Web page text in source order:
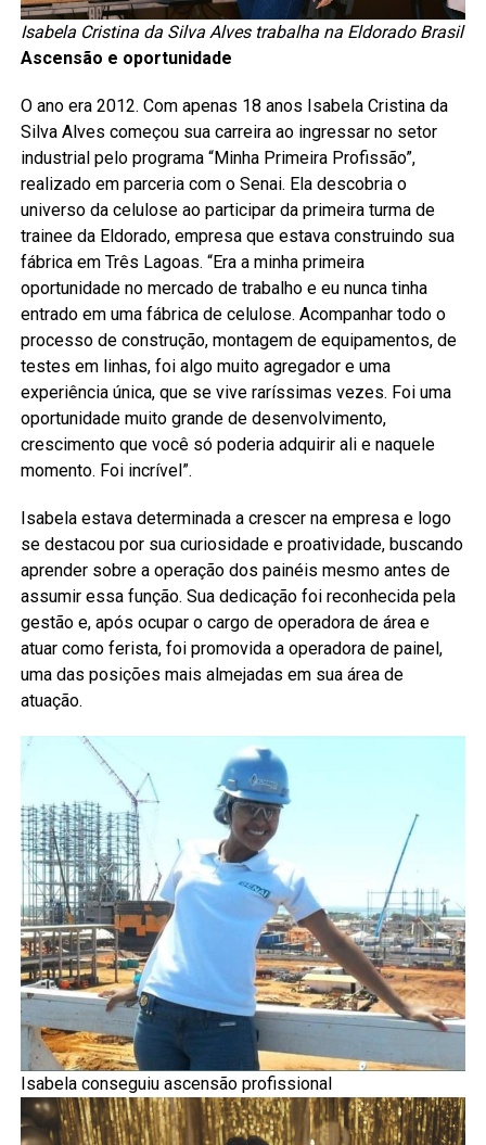
Isabela Cristina da Silva Alves trabalha na Eldorado Brasil
Ascensão e oportunidade
O ano era 2012. Com apenas 18 anos Isabela Cristina da
Silva Alves começou sua carreira ao ingressar no setor
industrial pelo programa “Minha Primeira Profissão”,
realizado em parceria com o Senai. Ela descobria o
universo da celulose ao participar da primeira turma de
trainee da Eldorado, empresa que estava construindo sua
fábrica em Três Lagoas. “Era a minha primeira
oportunidade no mercado de trabalho e eu nunca tinha
entrado em uma fábrica de celulose. Acompanhar todo o
processo de construção, montagem de equipamentos, de
testes em linhas, foi algo muito agregador e uma
experiência única, que se vive raríssimas vezes. Foi uma
oportunidade muito grande de desenvolvimento,
crescimento que você só poderia adquirir ali e naquele
momento. Foi incrível”.
Isabela estava determinada a crescer na empresa e logo
se destacou por sua curiosidade e proatividade, buscando
aprender sobre a operação dos painéis mesmo antes de
assumir essa função. Sua dedicação foi reconhecida pela
gestão e, após ocupar o cargo de operadora de área e
atuar como ferista, foi promovida a operadora de painel,
uma das posições mais almejadas em sua área de
atuação.
Isabela conseguiu ascensão profissional